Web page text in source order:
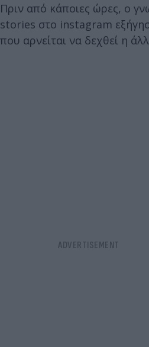
Πριν από κάποιες ώρες, ο
stories στο instagram
που αρνείται να δεχθεί η